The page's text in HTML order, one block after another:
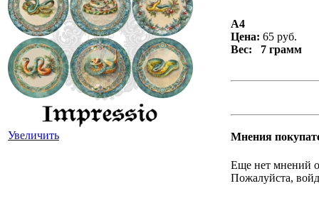
Увеличить
A4
Цена: 65 руб.
Вес: 7 грамм
Мнения
Еще нет мнений
Пожалуйста,